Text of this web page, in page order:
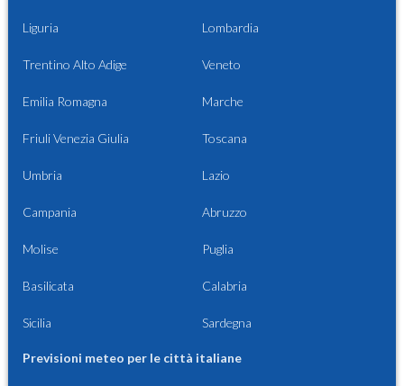
Liguria Lombardia
Trentino Alto Adige Veneto
Emilia Romagna Marche
Friuli Venezia Giulia Toscana
Umbria Lazio
Campania Abruzzo
Molise Puglia
Basilicata Calabria
Sicilia Sardegna
Previsioni meteo per le città italiane